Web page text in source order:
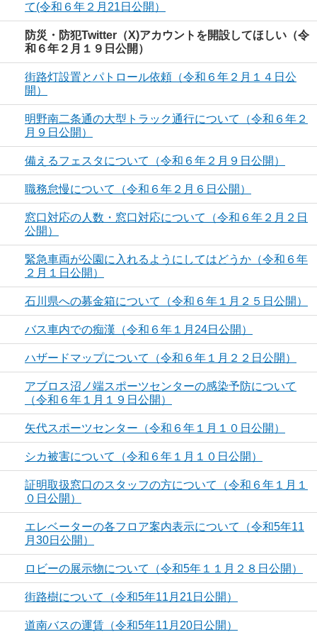
て(令和６年２月21日公開）
防災・防犯Twitter（X)アカウントを開設してほしい（令
和６年２月１９日公開）
街路灯設置とパトロール依頼（令和６年２月１４日公
開）
明野南二条通の大型トラック通行について（令和６年２
月９日公開）
備えるフェスタについて（令和６年２月９日公開）
職務怠慢について（令和６年２月６日公開）
窓口対応の人数・窓口対応について（令和６年２月２日
公開）
緊急車両が公園に入れるようにしてはどうか（令和６年
２月１日公開）
石川県への募金箱について（令和６年１月２５日公開）
バス車内での痴漢（令和６年１月24日公開）
ハザードマップについて（令和６年１月２２日公開）
アブロス沼ノ端スポーツセンターの感染予防について
（令和６年１月１９日公開）
矢代スポーツセンター（令和６年１月１０日公開）
シカ被害について（令和６年１月１０日公開）
証明取扱窓口のスタッフの方について（令和６年１月１
０日公開）
エレベーターの各フロア案内表示について（令和5年11
月30日公開）
ロビーの展示物について（令和5年１１月２８日公開）
街路樹について（令和5年11月21日公開）
道南バスの運賃（令和5年11月20日公開）